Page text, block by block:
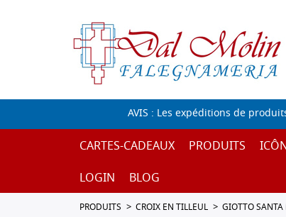
AVIS : Les expéditions de
CARTES-CADEAUX PRODUITS
LOGIN
BLOG
PRODUITS CROIX EN TILLEUL GIOTTO